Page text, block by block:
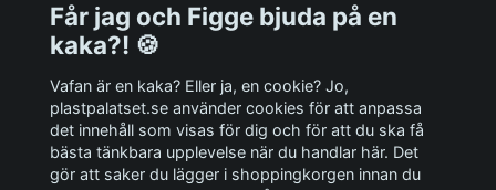
Andra viktiga länkar:
Får jag och Figge bjuda på en
kaka?! 🍪
Vafan är en kaka? Eller ja, en cookie? Jo,
plastpalatset.se använder cookies för att anpassa
det innehåll som visas för dig och för att du ska få
bästa tänkbara upplevelse när du handlar här. Det
gör att saker du lägger i shoppingkorgen innan du